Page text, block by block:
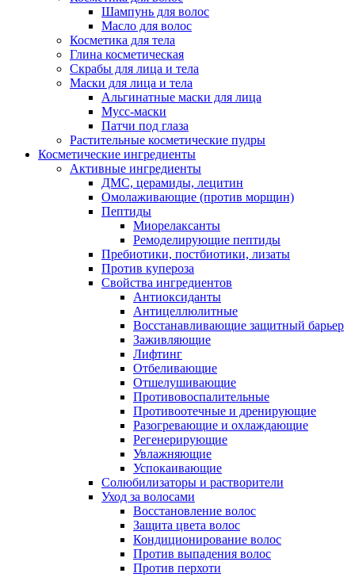
Шампунь для волос
Масло для волос
Косметика для тела
Глина косметическая
Скрабы для лица и тела
Маски для лица и тела
Альгинатные маски для лица
Мусс-маски
Патчи под глаза
Растительные косметические пудры
Косметические ингредиенты
Активные ингредиенты
ДМС, церамиды, лецитин
Омолаживающие (против морщин)
Пептиды
Миорелаксанты
Ремоделирующие пептиды
Пребиотики, постбиотики, лизаты
Против купероза
Свойства ингредиентов
Антиоксиданты
Антицеллюлитные
Восстанавливающие защитный барьер
Заживляющие
Лифтинг
Отбеливающие
Отшелушивающие
Противовоспалительные
Противоотечные и дренирующие
Разогревающие и охлаждающие
Регенерирующие
Увлажняющие
Успокаивающие
Солюбилизаторы и растворители
Уход за волосами
Восстановление волос
Защита цвета волос
Кондиционирование волос
Против выпадения волос
Против перхоти